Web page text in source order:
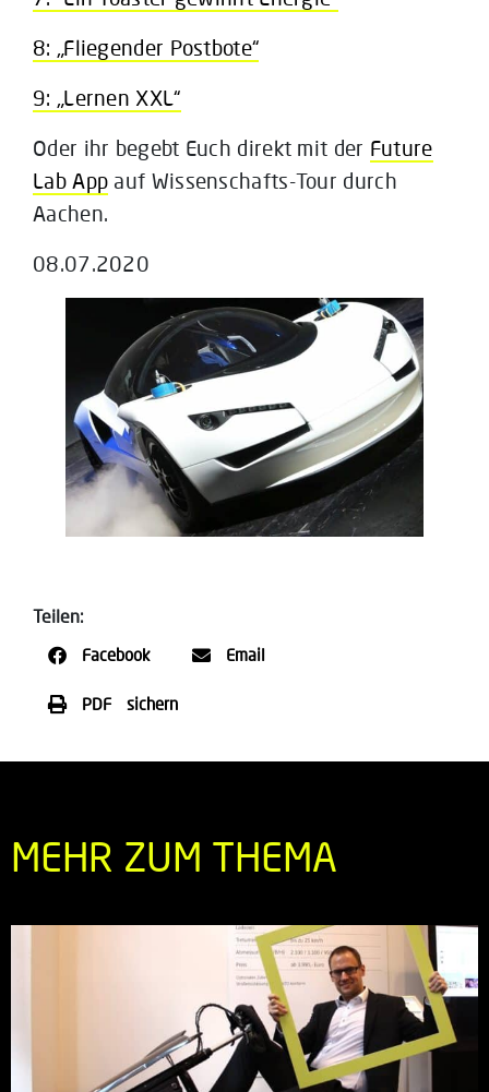
8: „Fliegender Postbote“
9: „Lernen XXL“
Oder ihr begebt Euch direkt mit der Future
Lab App auf Wissenschafts-Tour durch
Aachen.
08.07.2020
Teilen:
Facebook Email
PDF sichern
MEHR ZUM THEMA